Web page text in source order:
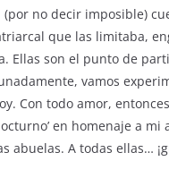
no decir imposible)
que las limitaba,
Ellas son el punto de
vamos
Con todo amor,
en homenaje a mi
abuelas. A todas ellas…